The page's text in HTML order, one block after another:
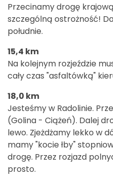
Przecinamy drogę
szczególną ostrożność!
południe.
15,4 km
Na kolejnym rozjeździe
cały czas "asfaltówką"
18,0 km
Jesteśmy w Radolinie.
(Golina - Ciążeń). Dalej
lewo. Zjeżdżamy lekko w
mamy "kocie łby"
drogę. Przez rozjazd
prosto.